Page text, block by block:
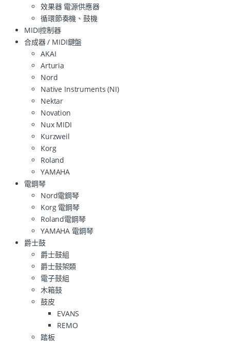
效果器 電源供應器
循環節奏機、鼓機
MIDI控制器
合成器 / MIDI鍵盤
AKAI
Arturia
Nord
Native Instruments (NI)
Nektar
Novation
Nux MIDI
Kurzweil
Korg
Roland
YAMAHA
電鋼琴
Nord電鋼琴
Korg 電鋼琴
Roland電鋼琴
YAMAHA 電鋼琴
爵士鼓
爵士鼓組
爵士鼓架類
電子鼓組
木箱鼓
鼓皮
EVANS
REMO
踏板